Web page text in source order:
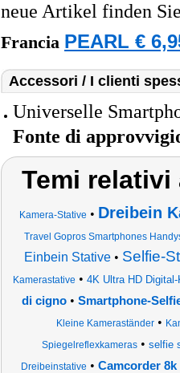
neue Artikel finden
Francia PEARL €
Accessori / I clienti
Universelle
Fonte di
Temi
Kamera-Stative • Dreibein
Travel Gopros Smartphones
Einbein Stative• Selfie-
Kamerastative • 4K Ultra HD
di cigno• Smartphone-
Kleine Kameraständer •
Spiegelreflexkameras • selfie
Dreibeinstative • Camcorder